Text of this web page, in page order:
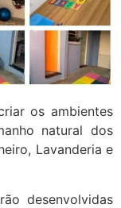
os ambientes
natural dos
Lavanderia e
desenvolvidas